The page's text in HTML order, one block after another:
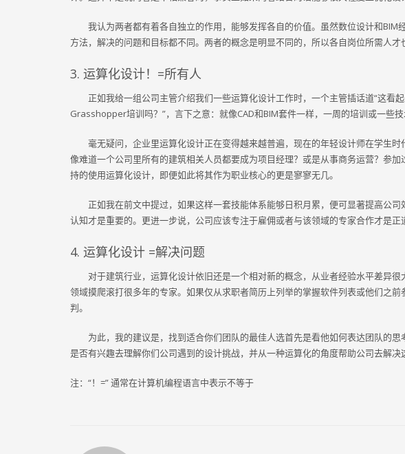
我认为两者都有着各自独立的作用，能够发挥各自的价值。虽然数位设计和
方法，解决的问题和目标都不同。两者的概念是明显不同的，所以各自岗位所需人才
3. 运算化设计！=所有人
正如我给一组公司主管介绍我们一些运算化设计工作时，一个主管插话道“这看
Grasshopper培训吗？”，言下之意：就像CAD和BIM套件一样，一周的培训或一些
毫无疑问，企业里运算化设计正在变得越来越普遍，现在的年轻设计师在学生
像难道一个公司里所有的建筑相关人员都要成为项目经理？或是从事商务运营？参
持的使用运算化设计，即便如此将其作为职业核心的更是寥寥无几。
正如我在前文中提过，如果这样一套技能体系能够日积月累，便可显著提高公
认知才是重要的。更进一步说，公司应该专注于雇佣或者与该领域的专家合作才是正
4. 运算化设计 =解决问题
对于建筑行业，运算化设计依旧还是一个相对新的概念，从业者经验水平差异
领域摸爬滚打很多年的专家。如果仅从求职者简历上列举的掌握软件列表或他们之
判。
为此，我的建议是，找到适合你们团队的最佳人选首先是看他如何表达团队的
是否有兴趣去理解你们公司遇到的设计挑战，并从一种运算化的角度帮助公司去解决
注：“！=” 通常在计算机编程语言中表示不等于